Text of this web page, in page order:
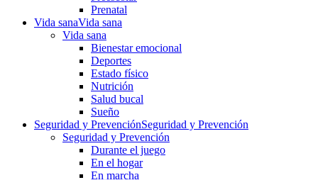
Prenatal
Vida sanaVida sana
Vida sana
Bienestar emocional
Deportes
Estado físico
Nutrición
Salud bucal
Sueño
Seguridad y PrevenciónSeguridad y Prevención
Seguridad y Prevención
Durante el juego
En el hogar
En marcha